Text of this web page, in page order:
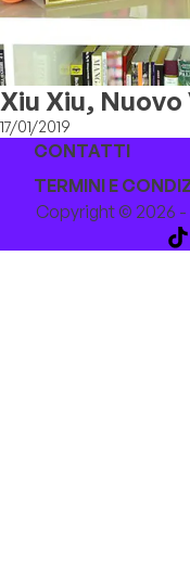
Xiu Xiu, Nuovo
17/01/2019
CONTATTI
TERMINI E
Copyright © 2026